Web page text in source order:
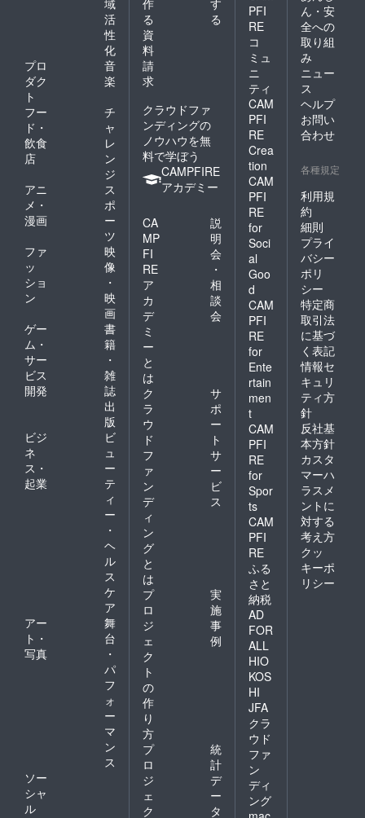
域
活
性
化
プロ
ダク
ト
音
楽
フー
ド・
飲食
店
チ
ャ
レ
ン
ジ
アニ
メ・
漫画
ス
ポ
ー
ツ
ファ
ッ
ショ
ン
映
像
・
映
画
ゲー
ム・
サー
ビス
開発
書
籍
・
雑
誌
出
版
ビジ
ネ
ス・
起業
ビ
ュ
ー
テ
ィ
ー
・
ヘ
ル
ス
ケ
ア
アー
ト・
写真
舞
台
・
パ
フ
ォ
ー
マ
ン
ス
ソー
シャ
ル
作
る
す
る
資
料
請
求
クラウドファ
ンディングの
ノウハウを無
料で学ぼう
CAMPFIRE
アカデミー
CA
MP
FI
RE
ア
カ
デ
ミ
ー
と
は
説
明
会
・
相
談
会
ク
ラ
ウ
ド
フ
ァ
ン
デ
ィ
ン
グ
と
は
サ
ポ
ー
ト
サ
ー
ビ
ス
プ
ロ
ジ
ェ
ク
ト
の
作
り
方
実
施
事
例
プ
ロ
ジ
ェ
ク
統
計
デ
ー
タ
PFI
RE
コ
ミュ
ニ
ティ
CAM
PFI
RE
Crea
tion
CAM
PFI
RE
for
Soci
al
Goo
d
CAM
PFI
RE
for
Ente
rtain
men
t
CAM
PFI
RE
for
Spor
ts
CAM
PFI
RE
ふる
さと
納税
AD
FOR
ALL
HIO
KOS
HI
JFA
クラ
ウド
ファ
ン
ディ
ング
ん・安
全への
取り組
み
ニュー
ス
ヘルプ
お問い
合わせ
各種規定
利用規
約
細則
プライ
バシー
ポリ
シー
特定商
取引法
に基づ
く表記
情報セ
キュリ
ティ方
針
反社基
本方針
カスタ
マーハ
ラスメ
ントに
対する
考え方
クッ
キーポ
リシー